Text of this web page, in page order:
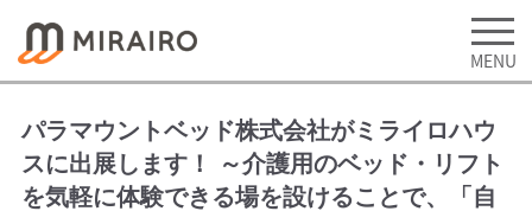
パラマウントベッド株式会社がミライロハウ
スに出展します！ ～介護用のベッド・リフト
を気軽に体験できる場を設けることで、「自